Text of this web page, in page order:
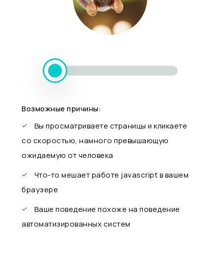
Возможные причины:
Вы просматриваете страницы и кликаете
со скоростью, намного превышающую
ожидаемую от человека
Что-то мешает работе javascript в вашем
браузере
Ваше поведение похоже на поведение
автоматизированных систем